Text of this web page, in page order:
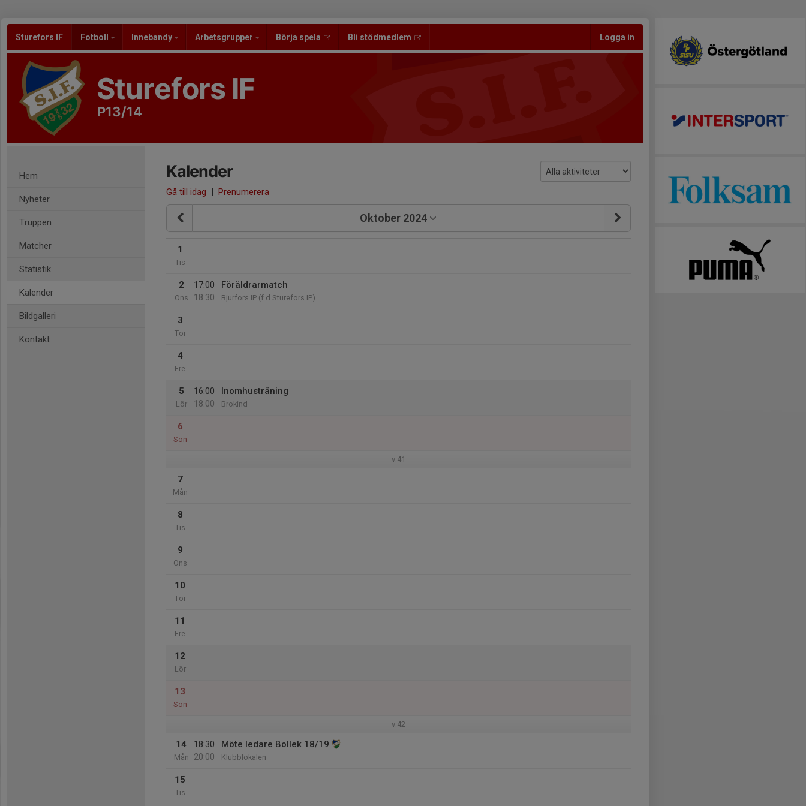
Sturefors IF Fotboll Innebandy Arbetsgrupper Börja spela Bli stödmedlem Logga in
Sturefors IF
P13/14
Hem
Nyheter
Truppen
Matcher
Statistik
Kalender
Bildgalleri
Kontakt
Kalender
Gå till idag | Prenumerera
Oktober 2024
1
Tis
2
Ons
17:00
18:30
Föräldrarmatch
Bjurfors IP (f d Sturefors IP)
3
Tor
4
Fre
5
Lör
16:00
18:00
Inomhusträning
Brokind
6
Sön
v.41
7
Mån
8
Tis
9
Ons
10
Tor
11
Fre
12
Lör
13
Sön
v.42
14
Mån
18:30
20:00
Möte ledare Bollek 18/19
Klubblokalen
15
Tis